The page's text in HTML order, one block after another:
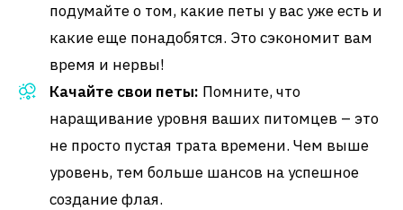
подумайте о том, какие петы у вас уже есть и
какие еще понадобятся. Это сэкономит вам
время и нервы!
Качайте свои петы: Помните, что
наращивание уровня ваших питомцев – это
не просто пустая трата времени. Чем выше
уровень, тем больше шансов на успешное
создание флая.